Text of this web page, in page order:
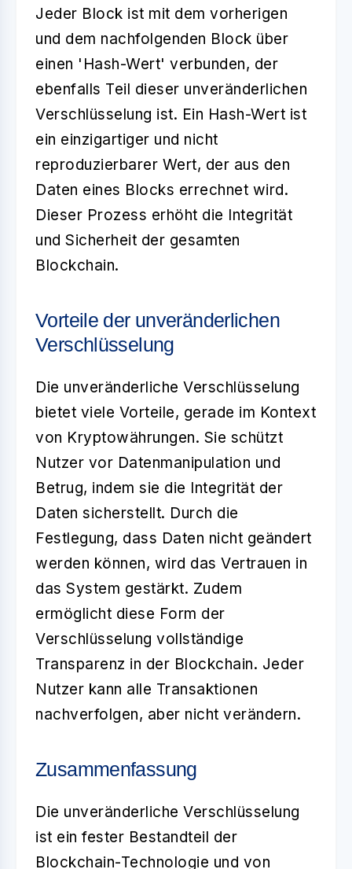
Jeder Block ist mit dem vorherigen
und dem nachfolgenden Block über
einen 'Hash-Wert' verbunden, der
ebenfalls Teil dieser unveränderlichen
Verschlüsselung ist. Ein Hash-Wert ist
ein einzigartiger und nicht
reproduzierbarer Wert, der aus den
Daten eines Blocks errechnet wird.
Dieser Prozess erhöht die Integrität
und Sicherheit der gesamten
Blockchain.
Vorteile der unveränderlichen
Verschlüsselung
Die unveränderliche Verschlüsselung
bietet viele Vorteile, gerade im Kontext
von Kryptowährungen. Sie schützt
Nutzer vor Datenmanipulation und
Betrug, indem sie die Integrität der
Daten sicherstellt. Durch die
Festlegung, dass Daten nicht geändert
werden können, wird das Vertrauen in
das System gestärkt. Zudem
ermöglicht diese Form der
Verschlüsselung vollständige
Transparenz in der Blockchain. Jeder
Nutzer kann alle Transaktionen
nachverfolgen, aber nicht verändern.
Zusammenfassung
Die unveränderliche Verschlüsselung
ist ein fester Bestandteil der
Blockchain-Technologie und von